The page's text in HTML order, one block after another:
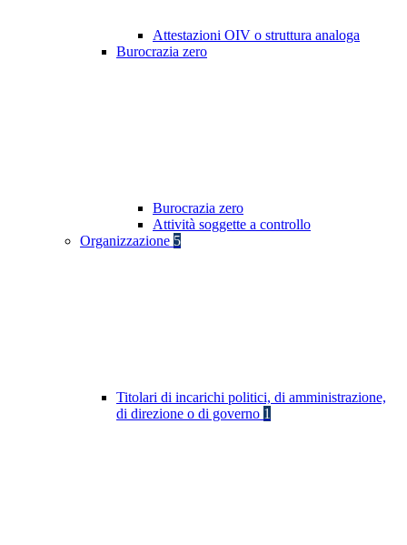
Attestazioni OIV o struttura analoga
Burocrazia zero
Burocrazia zero
Attività soggette a controllo
Organizzazione 5
Titolari di incarichi politici, di amministrazione,
di direzione o di governo 1